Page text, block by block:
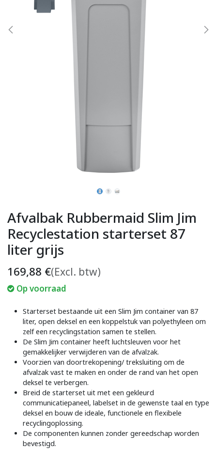
Afvalbak Rubbermaid Slim Jim
Recyclestation starterset 87
liter grijs
169,88 €(Excl. btw)
Op voorraad
Starterset bestaande uit een Slim Jim container van 87
liter, open deksel en een koppelstuk van polyethyleen om
zelf een recyclingstation samen te stellen.
De Slim Jim container heeft luchtsleuven voor het
gemakkelijker verwijderen van de afvalzak.
Voorzien van doortrekopening/ treksluiting om de
afvalzak vast te maken en onder de rand van het open
deksel te verbergen.
Breid de starterset uit met een gekleurd
communicatiepaneel, labelset in de gewenste taal en type
deksel en bouw de ideale, functionele en flexibele
recyclingoplossing.
De componenten kunnen zonder gereedschap worden
bevestigd.